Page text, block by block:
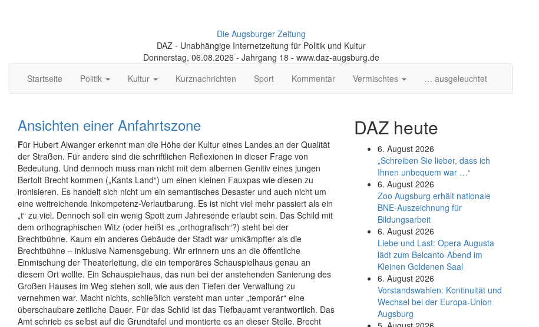
Die Augsburger Zeitung
DAZ - Unabhängige Internetzeitung für Politik und Kultur
Donnerstag, 06.08.2026 - Jahrgang 18 - www.daz-augsburg.de
Startseite
Politik Kultur Kurznachrichten Sport Kommentar Vermischtes … ausgeleuchtet
Ansichten einer Anfahrtszone
Für Hubert Aiwanger erkennt man die Höhe der Kultur eines Landes an der Qualität
der Straßen. Für andere sind die schriftlichen Reflexionen in dieser Frage von
Bedeutung. Und dennoch muss man nicht mit dem albernen Genitiv eines jungen
Bertolt Brecht kommen („Kants Land“) um einen kleinen Fauxpas wie diesen zu
ironisieren. Es handelt sich nicht um ein semantisches Desaster und auch nicht um
eine weitreichende Inkompetenz-Verlautbarung. Es ist nicht viel mehr passiert als ein
„t“ zu viel. Dennoch soll ein wenig Spott zum Jahresende erlaubt sein. Das Schild mit
dem orthographischen Witz (oder heißt es „orthografisch“?) steht bei der
Brechtbühne. Kaum ein anderes Gebäude der Stadt war umkämpfter als die
Brechtbühne – inklusive Namensgebung. Wir erinnern uns an die öffentliche
Einmischung der Theaterleitung, die ein temporäres Schauspielhaus genau an
diesem Ort wollte. Ein Schauspielhaus, das nun bei der anstehenden Sanierung des
Großen Hauses im Weg stehen soll, wie aus den Tiefen der Verwaltung zu
vernehmen war. Macht nichts, schließlich versteht man unter „temporär“ eine
überschaubare zeitliche Dauer. Für das Schild ist das Tiefbauamt verantwortlich. Das
Amt schrieb es selbst auf die Grundtafel und montierte es an dieser Stelle. Brecht
DAZ heute
6. August 2026
„Schreiben Sie lieber, dass ich
Ihnen unbequem war …“
6. August 2026
Zoo Augsburg erhält nationale
BNE-Auszeichnung für
Bildungsarbeit
6. August 2026
Liebe und Last: Opera Augusta
lädt zum Belcanto-Abend im
Kleinen Goldenen Saal
6. August 2026
Vorstandswahlen: Kontinuität und
Wechsel bei der Europa-Union
Augsburg